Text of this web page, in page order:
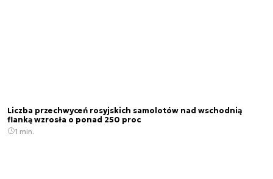
Liczba przechwyceń rosyjskich samolotów nad wschodnią
flanką wzrosła o ponad 250 proc
1 min.